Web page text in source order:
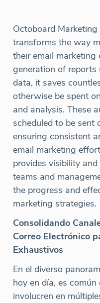
Octoboard
transforms the way
their email
generation of
data, it saves
otherwise be spent
and analysis. These
scheduled to be sent
ensuring consistent
email marketing
provides visibility
teams and
the progress and
marketing strategies.
Consolidando
Correo Electrónico
Exhaustivos
En el diverso
hoy en día, es
involucren en